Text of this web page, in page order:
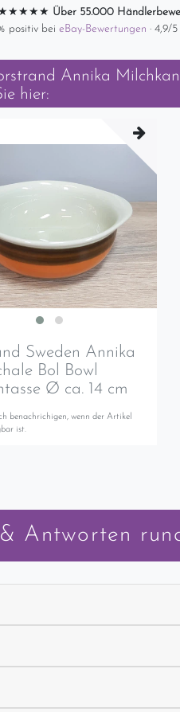
Über 55.000
positiv bei eBay-Bewertungen · 4,9/
Annika
hier:
Sweden Annika
Bol Bowl
Ø ca. 14 cm
benachrichigen, wenn der Artikel
ist.
Antworten